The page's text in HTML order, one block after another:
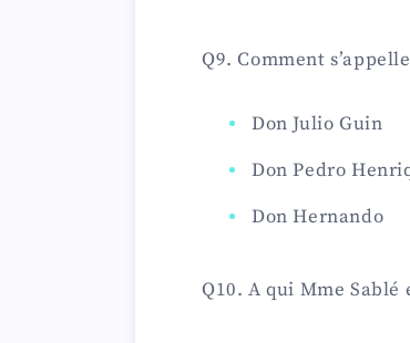
Q9. Comment
Don Julio Guin
Don Pedro
Don Hernando
Q10. A qui Mme Sablé